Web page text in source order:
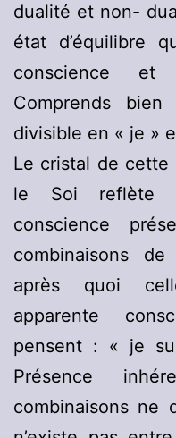
dualité et non-
état d’équilibre
conscience
Comprends
divisible en « je »
Le cristal de cette
le Soi reflète
conscience
combinaisons
après quoi
apparente
pensent : « je
Présence
combinaisons